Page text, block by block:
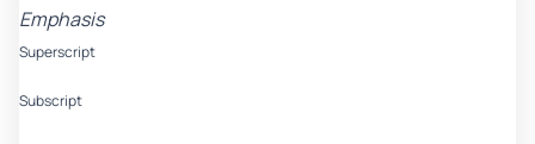
Emphasis
Superscript
Subscript